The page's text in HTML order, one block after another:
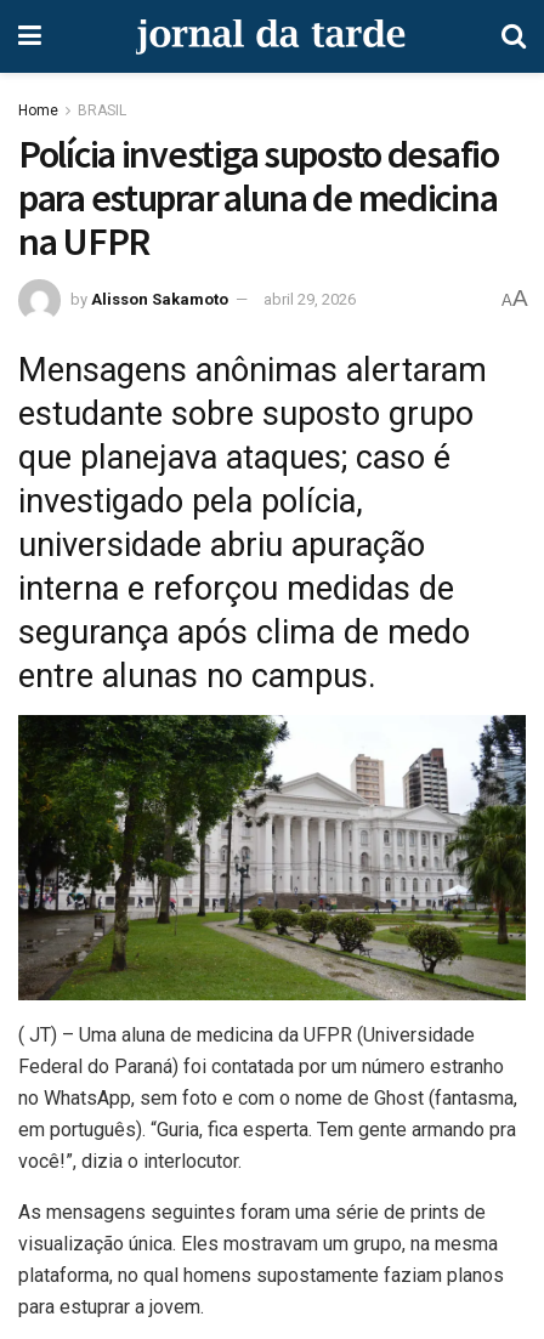
Home BRASIL
Polícia investiga suposto desafio
para estuprar aluna de medicina
na UFPR
by Alisson Sakamoto abril 29, 2026 AA
Mensagens anônimas alertaram
estudante sobre suposto grupo
que planejava ataques; caso é
investigado pela polícia,
universidade abriu apuração
interna e reforçou medidas de
segurança após clima de medo
entre alunas no campus.
( JT) – Uma aluna de medicina da UFPR (Universidade
Federal do Paraná) foi contatada por um número estranho
no WhatsApp, sem foto e com o nome de Ghost (fantasma,
em português). “Guria, fica esperta. Tem gente armando pra
você!”, dizia o interlocutor.
As mensagens seguintes foram uma série de prints de
visualização única. Eles mostravam um grupo, na mesma
plataforma, no qual homens supostamente faziam planos
para estuprar a jovem.